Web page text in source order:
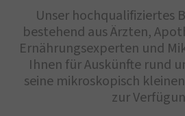
Unser hochqualifiziertes
bestehend aus Ärzten,
Ernährungsexperten und
Ihnen für Auskünfte rund
seine mikroskopisch
zur